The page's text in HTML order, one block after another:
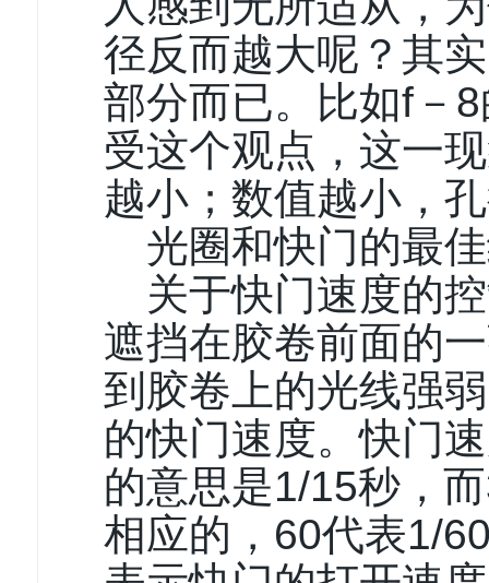
径反而越大呢？其
部分而已。比如f－
受这个观点，这一
越小；数值越小，
光圈和快门的最
关于快门速度的
遮挡在胶卷前面的
到胶卷上的光线强
的快门速度。快门
的意思是1/15秒，
相应的，60代表1/